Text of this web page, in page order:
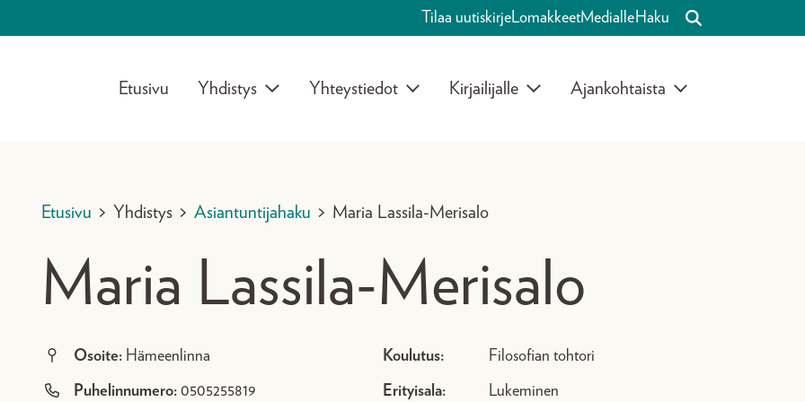
Tilaa uutiskirjeLomakkeetMedialleHaku
Etusivu Yhdistys Yhteystiedot Kirjailijalle Ajankohtaista
Etusivu > Yhdistys > Asiantuntijahaku > Maria Lassila-Merisalo
Maria Lassila-Merisalo
Osoite: Hämeenlinna
Puhelinnumero: 0505255819
Koulutus: Filosofian tohtori
Erityisala:
Lukeminen